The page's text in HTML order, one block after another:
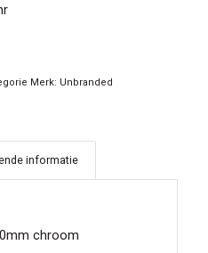
Merk: Unbranded
informatie
chroom